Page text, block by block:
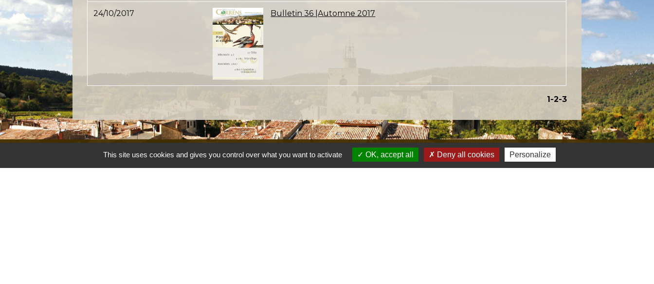
24/10/2017 Bulletin 36 |Automne 2017
1 -2-3
Accueil et services Liens
This site uses cookies and gives you control over what you want to activate OK, accept all Deny all cookies Personalize